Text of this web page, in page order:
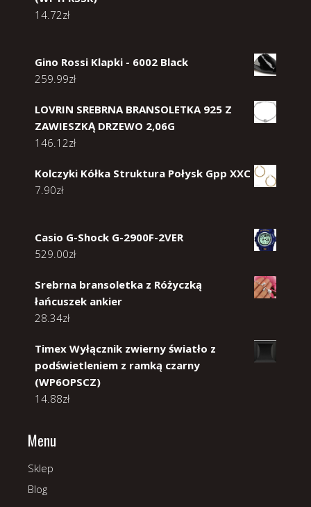
14.72zł
Gino Rossi Klapki - 6002 Black
259.99zł
LOVRIN SREBRNA BRANSOLETKA 925 Z
ZAWIESZKĄ DRZEWO 2,06G
146.12zł
Kolczyki Kółka Struktura Połysk Gpp XXC
7.90zł
Casio G-Shock G-2900F-2VER
529.00zł
Srebrna bransoletka z Różyczką
łańcuszek ankier
28.34zł
Timex Wyłącznik zwierny światło z
podświetleniem z ramką czarny
(WP6OPSCZ)
14.88zł
Menu
Sklep
Blog